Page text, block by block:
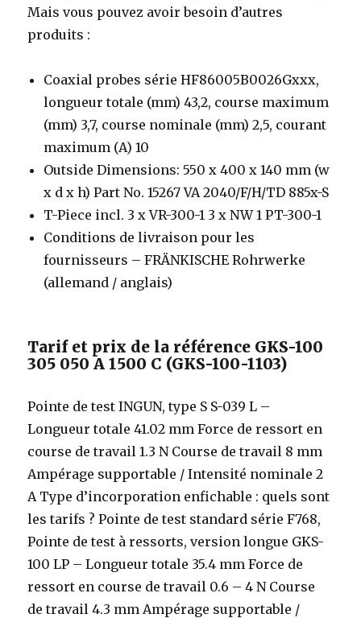
Mais vous pouvez avoir besoin d’autres
produits :
Coaxial probes série HF86005B0026Gxxx,
longueur totale (mm) 43,2, course maximum
(mm) 3,7, course nominale (mm) 2,5, courant
maximum (A) 10
Outside Dimensions: 550 x 400 x 140 mm (w
x d x h) Part No. 15267 VA 2040/F/H/TD 885x-S
T-Piece incl. 3 x VR-300-1 3 x NW 1 PT-300-1
Conditions de livraison pour les
fournisseurs – FRÄNKISCHE Rohrwerke
(allemand / anglais)
Tarif et prix de la référence GKS-100
305 050 A 1500 C (GKS-100-1103)
Pointe de test INGUN, type S S-039 L –
Longueur totale 41.02 mm Force de ressort en
course de travail 1.3 N Course de travail 8 mm
Ampérage supportable / Intensité nominale 2
A Type d’incorporation enfichable : quels sont
les tarifs ? Pointe de test standard série F768,
Pointe de test à ressorts, version longue GKS-
100 LP – Longueur totale 35.4 mm Force de
ressort en course de travail 0.6 – 4 N Course
de travail 4.3 mm Ampérage supportable /